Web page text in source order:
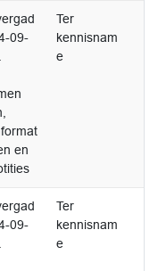
09-
en
Ter
kennisnam
e
09-
Ter
kennisnam
e